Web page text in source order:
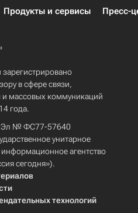
Продукты и сервисы Пресс-
в сфере связи,
массовых коммуникаций
года.
Эл № ФС77-57640
унитарное
агентство
сегодня»).
технологий